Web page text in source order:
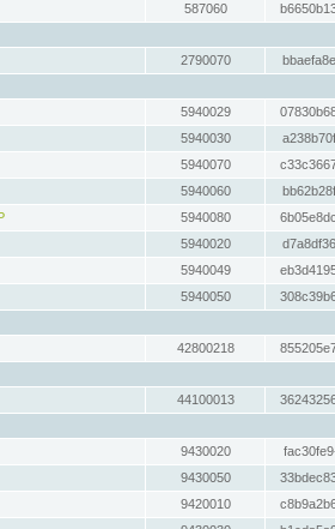
587060
2790070
5940029
5940030
5940070
5940060
5940080
5940020
5940049
5940050
42800218
44100013
9430020
9430050
9420010